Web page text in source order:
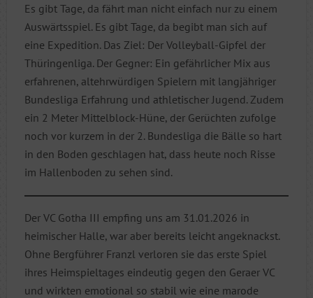
Es gibt Tage, da fährt man nicht einfach nur zu einem
Auswärtsspiel. Es gibt Tage, da begibt man sich auf
eine Expedition. Das Ziel: Der Volleyball-Gipfel der
Thüringenliga. Der Gegner: Ein gefährlicher Mix aus
erfahrenen, altehrwürdigen Spielern mit langjähriger
Bundesliga Erfahrung und athletischer Jugend. Zudem
ein 2 Meter Mittelblock-Hüne, der Gerüchten zufolge
noch vor kurzem in der 2. Bundesliga die Bälle so hart
in den Boden geschlagen hat, dass heute noch Risse
im Hallenboden zu sehen sind.
Der VC Gotha III empfing uns am 31.01.2026 in
heimischer Halle, war aber bereits leicht angeknackst.
Ohne Bergführer Franzl verloren sie das erste Spiel
ihres Heimspieltages eindeutig gegen den Geraer VC
und wirkten emotional so stabil wie eine marode